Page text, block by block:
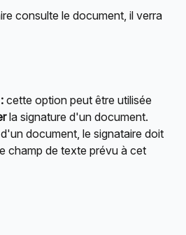
consulte le document, il verra
cette option peut être utilisée
la signature d'un document.
document, le signataire doit
champ de texte prévu à cet